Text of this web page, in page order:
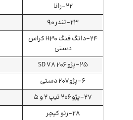
22-رانا
23-تندر 90
24-دانگ فنگ H30 کراس
دستی
25-پژو 206 SD V8
6-پژو ۲۰۷ دستی
27-پژو 206 تیپ 2 و 5
28-رنو کپچر